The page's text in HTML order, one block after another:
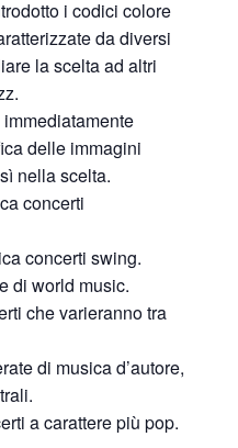
i codici colore
da diversi
la scelta ad altri
delle immagini
nella scelta.
concerti
concerti swing.
di world music.
che varieranno tra
di musica d’autore,
a carattere più pop.